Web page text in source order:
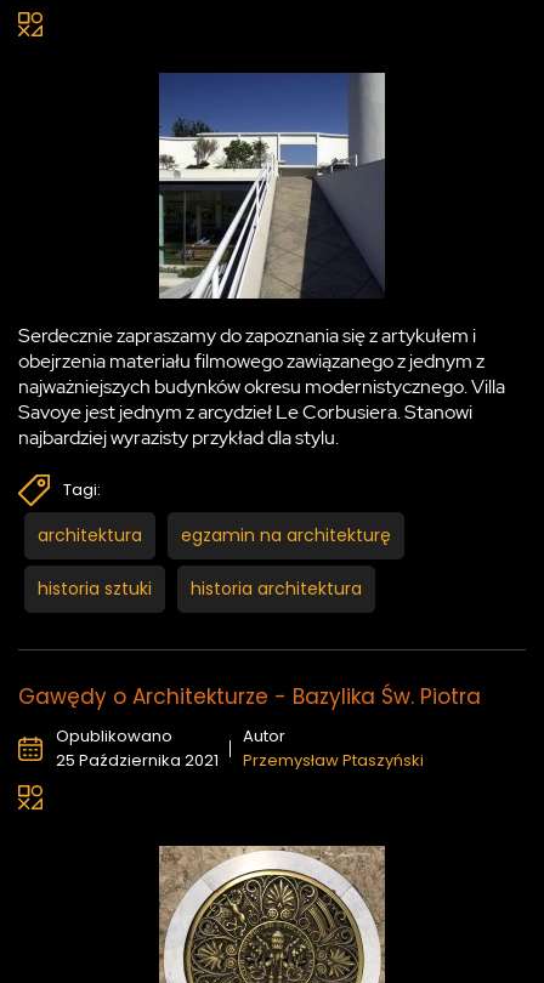
Serdecznie zapraszamy do zapoznania się z artykułem i
obejrzenia materiału filmowego zawiązanego z jednym z
najważniejszych budynków okresu modernistycznego. Villa
Savoye jest jednym z arcydzieł Le Corbusiera. Stanowi
najbardziej wyrazisty przykład dla stylu.
Tagi:
architektura egzamin na architekturę
historia sztuki historia architektura
Gawędy o Architekturze - Bazylika Św. Piotra
Opublikowano
25 Października 2021
Autor
Przemysław Ptaszyński